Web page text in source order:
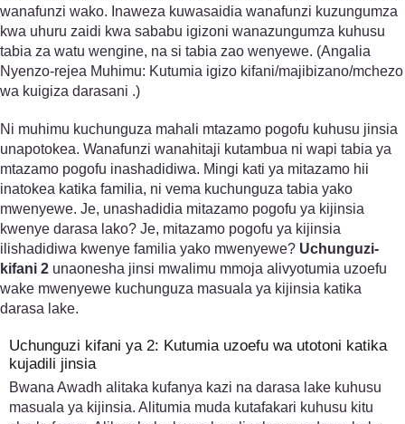
wanafunzi wako. Inaweza kuwasaidia wanafunzi kuzungumza
kwa uhuru zaidi kwa sababu igizoni wanazungumza kuhusu
tabia za watu wengine, na si tabia zao wenyewe. (Angalia
Nyenzo-rejea Muhimu: Kutumia igizo kifani/majibizano/mchezo
wa kuigiza darasani .)
Ni muhimu kuchunguza mahali mtazamo pogofu kuhusu jinsia
unapotokea. Wanafunzi wanahitaji kutambua ni wapi tabia ya
mtazamo pogofu inashadidiwa. Mingi kati ya mitazamo hii
inatokea katika familia, ni vema kuchunguza tabia yako
mwenyewe. Je, unashadidia mitazamo pogofu ya kijinsia
kwenye darasa lako? Je, mitazamo pogofu ya kijinsia
ilishadidiwa kwenye familia yako mwenyewe? Uchunguzi-
kifani 2 unaonesha jinsi mwalimu mmoja alivyotumia uzoefu
wake mwenyewe kuchunguza masuala ya kijinsia katika
darasa lake.
Uchunguzi kifani ya 2: Kutumia uzoefu wa utotoni katika
kujadili jinsia
Bwana Awadh alitaka kufanya kazi na darasa lake kuhusu
masuala ya kijinsia. Alitumia muda kutafakari kuhusu kitu